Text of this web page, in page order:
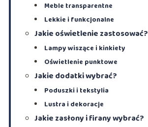
Meble transparentne
Lekkie i funkcjonalne
Jakie oświetlenie zastosować?
Lampy wiszące i kinkiety
Oświetlenie punktowe
Jakie dodatki wybrać?
Poduszki i tekstylia
Lustra i dekoracje
Jakie zasłony i firany wybrać?